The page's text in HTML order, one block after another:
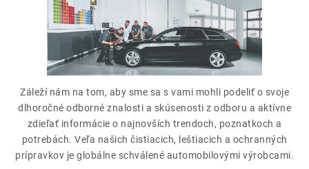
ČISTENIE A ÚDRŽBA LODÍ
ZNAČKY
info@kcshop.sk
+421 918 725 111
Záleží nám na tom, aby sme sa s vami mohli podeliť o svoje
dlhoročné odborné znalosti a skúsenosti z odboru a aktívne
zdieľať informácie o najnovších trendoch, poznatkoch a
potrebách. Veľa našich čistiacich, leštiacich a ochranných
prípravkov je globálne schválené automobilovými výrobcami.